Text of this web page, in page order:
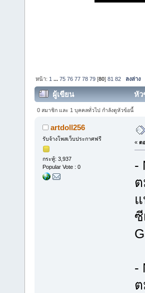
หน้า: 1 ...75 76 77 78 79 [80]81 82 ลงล่าง
ผู้เขียน
หัว
358853 ครั้ง)
0 สมาชิก และ 1 บุคคลทั่วไป กำลังดูหัวข้อนี้
artdoll256
รับจ้างโพสเว็บประกาศฟรี
กระทู้: 3,937
Popular Vote : 0
« ต
-
-